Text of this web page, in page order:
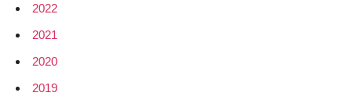
2022
2021
2020
2019